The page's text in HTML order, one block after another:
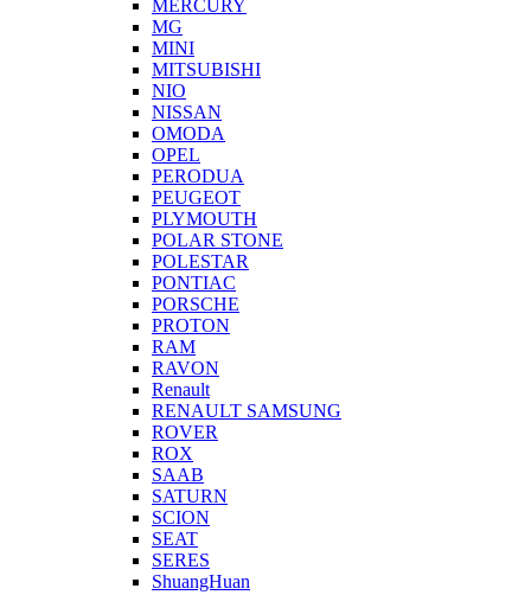
MERCURY
MG
MINI
MITSUBISHI
NIO
NISSAN
OMODA
OPEL
PERODUA
PEUGEOT
PLYMOUTH
POLAR STONE
POLESTAR
PONTIAC
PORSCHE
PROTON
RAM
RAVON
Renault
RENAULT SAMSUNG
ROVER
ROX
SAAB
SATURN
SCION
SEAT
SERES
ShuangHuan